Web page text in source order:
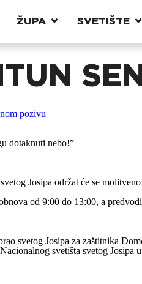
ŽUPA SVETIŠTE
pozivu
dotaknuti nebo!”
Josipa održat će se
od 9:00 do 13:00, a
svetog Josipa za zaštitnika
svetišta svetog